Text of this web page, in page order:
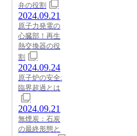
弁の役割
2024.09.21
原子力発電の
心臓部！再生
熱交換器の役
割
2024.09.24
原子炉の安全:
臨界超過とは
2024.09.21
無煙炭：石炭
の最終形態と